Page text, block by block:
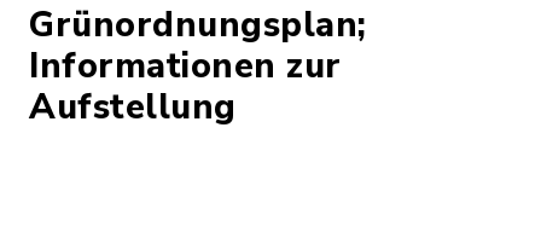
Grünordnungsplan;
Informationen zur
Aufstellung